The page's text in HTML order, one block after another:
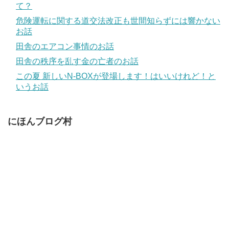
て？
危険運転に関する道交法改正も世間知らずには響かない
お話
田舎のエアコン事情のお話
田舎の秩序を乱す金の亡者のお話
この夏 新しいN-BOXが登場します！はいいけれど！と
いうお話
にほんブログ村